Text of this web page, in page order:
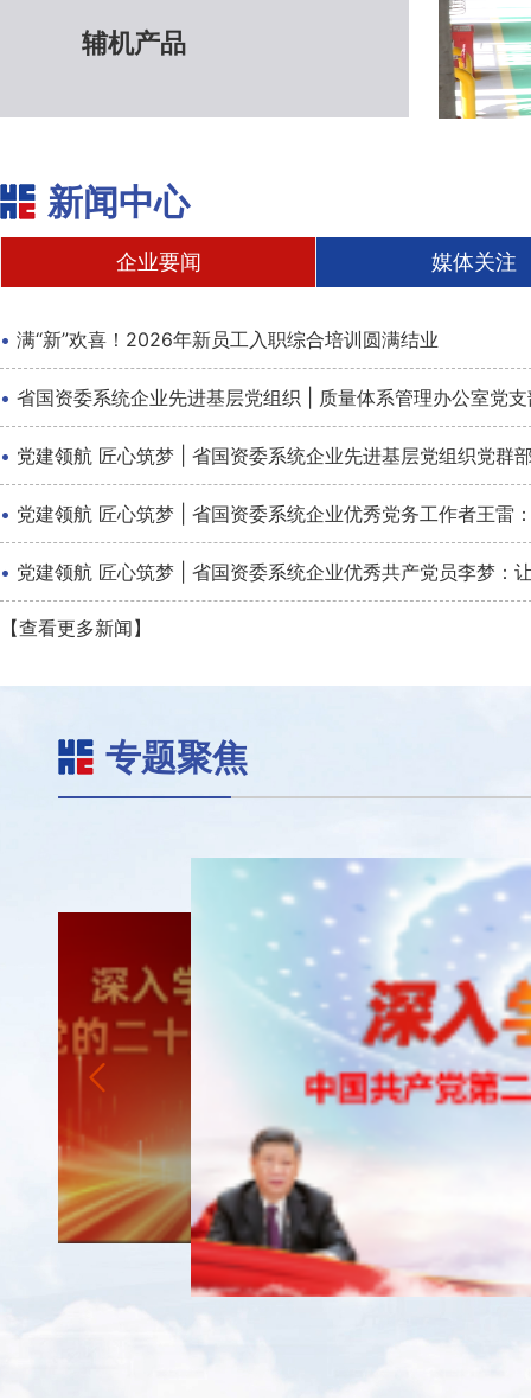
辅机产品
新闻中心
企业要闻 媒体关注
· 满“新”欢喜！2026年新员工入职综合培训圆满结业
· 省国资委系统企业先进基层党组织 | 质量体系管理办公室党
· 党建领航 匠心筑梦 | 省国资委系统企业先进基层党组织党群
· 党建领航 匠心筑梦 | 省国资委系统企业优秀党务工作者王雷
· 党建领航 匠心筑梦 | 省国资委系统企业优秀共产党员李梦：
【查看更多新闻】
专题聚焦